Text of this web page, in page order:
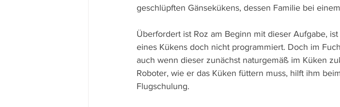
geschlüpften Gänsekükens, dessen Familie bei
Überfordert ist Roz am Beginn mit dieser Aufgabe,
eines Kükens doch nicht programmiert. Doch im
auch wenn dieser zunächst naturgemäß im Küken
Roboter, wie er das Küken füttern muss, hilft ihm
Flugschulung.